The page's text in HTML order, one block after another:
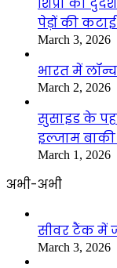
पेड़ों की
March 3, 2026
भारत में
March 2, 2026
सुसाइड के
इल्जाम
March 1, 2026
अभी-अभी
सीवर टैंक में
March 3, 2026